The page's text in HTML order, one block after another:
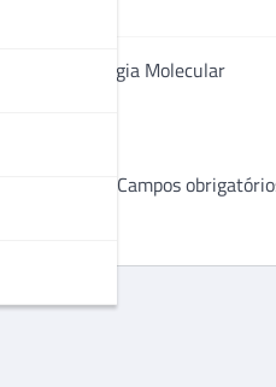
de Patologia Molecular
publicado. Campos